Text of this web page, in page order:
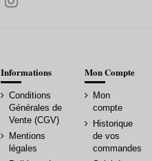
Informations
Conditions
Générales de
Vente (CGV)
Mentions
légales
Mon Compte
Mon
compte
Historique
de vos
commandes